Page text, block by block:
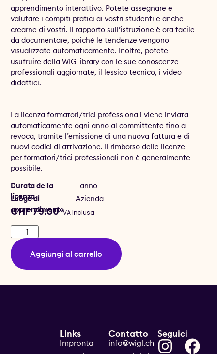
apprendimento interattivo. Potete assegnare e
valutare i compiti pratici ai vostri studenti e anche
crearne di vostri. Il rapporto sull’istruzione è ora facile
da documentare, poiché le tendenze vengono
visualizzate automaticamente. Inoltre, potete
usufruire della WIGLibrary con le sue conoscenze
professionali aggiornate, il lessico tecnico, i video
didattici.
La licenza formatori/trici professionali viene inviata
automaticamente ogni anno al committente fino a
revoca, tramite l’emissione di una nuova fattura e di
nuovi codici di attivazione. Il rimborso delle licenze
per formatori/trici professionali non è generalmente
possibile.
Durata della
licenza
1 anno
Luogo di
apprendimento
Azienda
CHF79.00 IVA Inclusa
Aggiungi al carrello
Contatto
info@wigl.ch
Links
Impronta
Seguici